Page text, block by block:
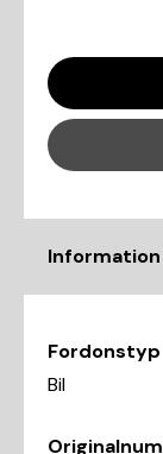
Fordonstyp
Bil